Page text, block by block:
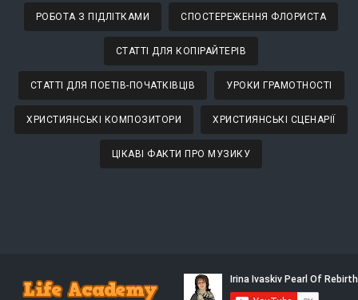
РОБОТА З ПІДЛІТКАМИ СПОСТЕРЕЖЕННЯ ФЛОРИСТА
СТАТТІ ДЛЯ КОПІРАЙТЕРІВ
СТАТТІ ДЛЯ ПОЕТІВ-ПОЧАТКІВЦІВ УРОКИ ГРАМОТНОСТІ
ХРИСТИЯНСЬКІ КОМПОЗИТОРИ ХРИСТИЯНСЬКІ СЦЕНАРІЇ
ЦІКАВІ ФАКТИ ПРО МУЗИКУ